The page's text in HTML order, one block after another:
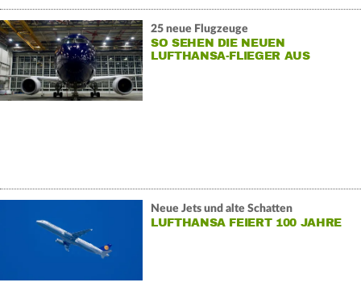
25 neue Flugzeuge
SO SEHEN DIE NEUEN
LUFTHANSA-FLIEGER AUS
Neue Jets und alte Schatten
LUFTHANSA FEIERT 100 JAHRE